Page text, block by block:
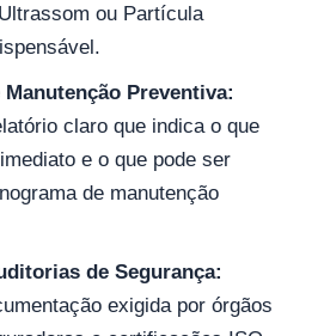
ou Partícula
Preventiva:
claro que indica o que
e o que pode ser
de manutenção
de Segurança:
exigida por órgãos